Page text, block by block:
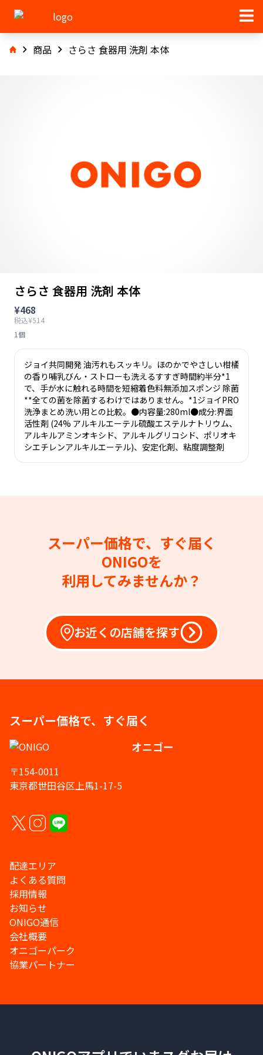
商品 さらさ 食器用 洗剤 本体
さらさ 食器用 洗剤 本体
¥468
税込¥514
1個
ジョイ共同開発 油汚れもスッキリ。ほのかでやさしい柑橘
の香り哺乳びん・ストローも洗えるすすぎ時間約半分*1
で、手が水に触れる時間を短縮着色料無添加スポンジ 除菌
**全ての菌を除菌するわけではありません。*1ジョイPRO
洗浄まとめ洗い用との比較。●内容量:280ml●成分:界面
活性剤 (24% アルキルエーテル硫酸エステルナトリウム、
アルキルアミンオキシド、アルキルグリコシド、ポリオキ
シエチレンアルキルエーテル)、安定化剤、粘度調整剤
スーパー価格で、すぐ届く
ONIGOを
利用してみませんか？
お近くの店舗を探す
スーパー価格で、すぐ届く
オニゴー
〒154-0011
東京都世田谷区上馬1-17-5
配達エリア
よくある質問
採用情報
お知らせ
ONIGO通信
会社概要
オニゴーパーク
協業パートナー